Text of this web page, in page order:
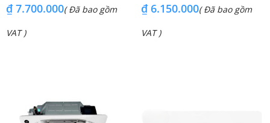
₫7.700.000( Đã bao gồm
VAT )
₫6.150.000( Đã bao gồm
VAT )